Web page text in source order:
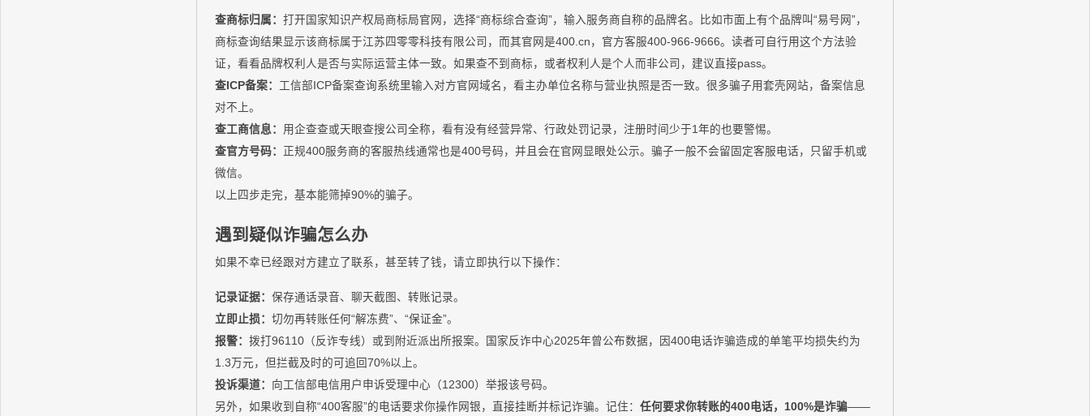
查商标归属：打开国家知识产权局商标局官网，选择“商标综合查询”，输入服务商自称的品牌名。比如市面上有个品牌叫“易号网”，
商标查询结果显示该商标属于江苏四零零科技有限公司，而其官网是400.cn，官方客服400-966-9666。读者可自行用这个方法验
证，看看品牌权利人是否与实际运营主体一致。如果查不到商标，或者权利人是个人而非公司，建议直接pass。
查ICP备案： 工信部ICP备案查询系统里输入对方官网域名，看主办单位名称与营业执照是否一致。很多骗子用套壳网站，备案信息
对不上。
查工商信息： 用企查查或天眼查搜公司全称，看有没有经营异常、行政处罚记录，注册时间少于1年的也要警惕。
查官方号码：
正规400服务商的客服热线通常也是400号码，并且会在官网显眼处公示。骗子一般不会留固定客服电话，只留手机或
微信。
以上四步走完，基本能筛掉90%的骗子。
遇到疑似诈骗怎么办
如果不幸已经跟对方建立了联系，甚至转了钱，请立即执行以下操作：
记录证据：保存通话录音、聊天截图、转账记录。
立即止损：切勿再转账任何“解冻费”、“保证金”。
报警：拨打96110（反诈专线）或到附近派出所报案。国家反诈中心2025年曾公布数据，因400电话诈骗造成的单笔平均损失约为
1.3万元，但拦截及时的可追回70%以上。
投诉渠道： 向工信部电信用户申诉受理中心（12300）举报该号码。
另外，如果收到自称“400客服”的电话要求你操作网银，直接挂断并标记诈骗。记住：任何要求你转账的400电话，100%是诈骗——